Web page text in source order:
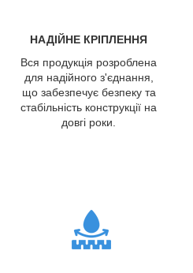
НАДІЙНЕ КРІПЛЕННЯ
Вся продукція розроблена
для надійного з'єднання,
що забезпечує безпеку та
стабільність конструкції на
довгі роки.